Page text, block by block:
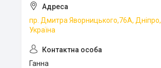
пр. Дмитра Яворницького,76А, Дніпро,
Україна
Ганна